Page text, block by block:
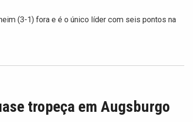
(3-1) fora e é o único líder com seis pontos na
tropeça em Augsburgo